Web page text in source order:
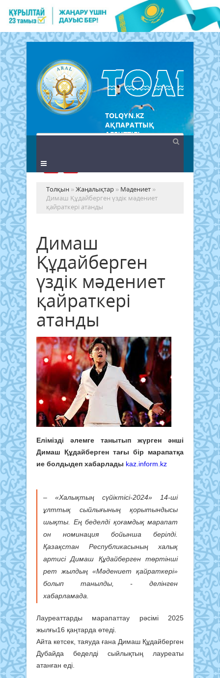
TOLQYN.KZ
АҚПАРАТТЫҚ
АГЕНТТІГІ
Толқын »Жаңалықтар » Мәдениет »
Димаш Құдайберген үздік мәдениет
қайраткері атанды
Димаш
Құдайберген
үздік мәдениет
қайраткері
атанды
Елімізді әлемге танытып жүрген әнші
Димаш Құдайберген тағы бір марапатқа
ие болдыдеп хабарлады kaz.inform.kz
– «Халықтың сүйіктісі-2024» 14-ші
ұлттық сыйлығының қорытындысы
шықты. Ең беделді қоғамдық марапат
он номинация бойынша берілді.
Қазақстан Республикасының халық
артисі Димаш Құдайберген төртінші
рет жылдың «Мәдениет қайраткері»
болып танылды, - делінген
хабарламада.
Лауреаттарды марапаттау рәсімі 2025
жылғы16 қаңтарда өтеді.
Айта кетсек, таяуда ғана Димаш Құдайберген
Дубайда беделді сыйлықтың лауреаты
атанған еді.